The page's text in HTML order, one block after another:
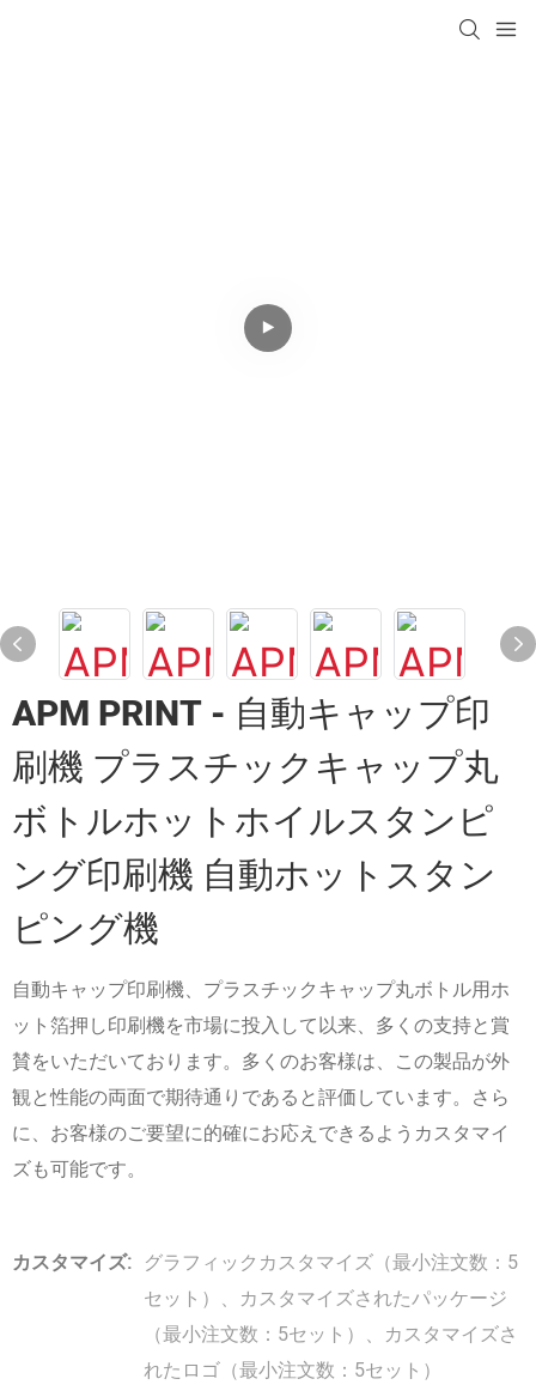
APM PRINT - 自動キャップ印
刷機 プラスチックキャップ丸
ボトルホットホイルスタンピ
ング印刷機 自動ホットスタン
ピング機
自動キャップ印刷機、プラスチックキャップ丸ボトル用ホ
ット箔押し印刷機を市場に投入して以来、多くの支持と賞
賛をいただいております。多くのお客様は、この製品が外
観と性能の両面で期待通りであると評価しています。さら
に、お客様のご要望に的確にお応えできるようカスタマイ
ズも可能です。
カスタマイズ: グラフィックカスタマイズ（最小注文数：5
セット）、カスタマイズされたパッケージ
（最小注文数：5セット）、カスタマイズさ
れたロゴ（最小注文数：5セット）